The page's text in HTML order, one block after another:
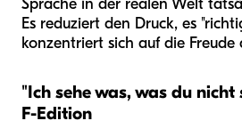
Sprache in der realen Welt
Es reduziert den Druck, es
konzentriert sich auf die
"Ich sehe was, was du
F-Edition